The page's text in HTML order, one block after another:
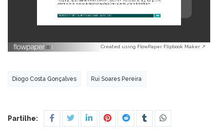
Created using FlowPaper Flipbook Maker ↗
Diogo Costa Gonçalves Rui Soares Pereira
Partilhe: